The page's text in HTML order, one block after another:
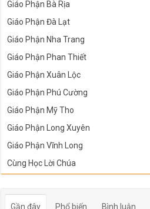
Giáo Phận Bà Rịa
Giáo Phận Đà Lạt
Giáo Phận Nha Trang
Giáo Phận Phan Thiết
Giáo Phận Xuân Lộc
Giáo Phận Phú Cường
Giáo Phận Mỹ Tho
Giáo Phận Long Xuyên
Giáo Phận Vĩnh Long
Cùng Học Lời Chúa
Gần đây Phổ biến Bình luận